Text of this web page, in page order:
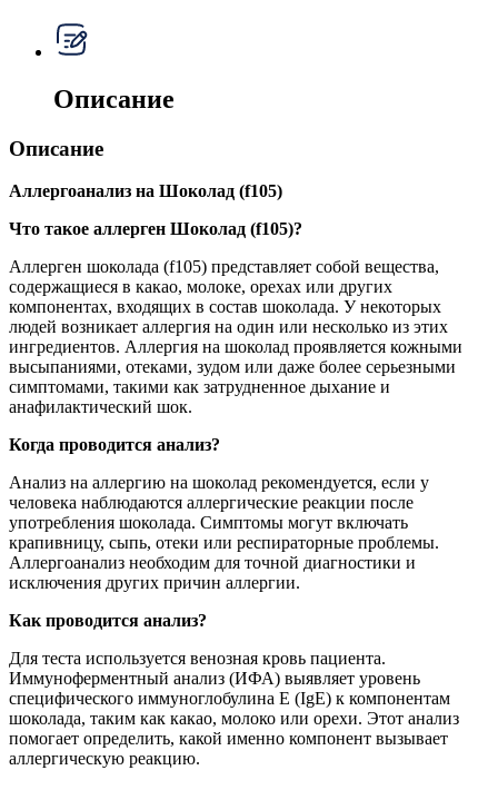
Описание
Описание
Аллергоанализ на Шоколад (f105)
Что такое аллерген Шоколад (f105)?
Аллерген шоколада (f105) представляет собой вещества,
содержащиеся в какао, молоке, орехах или других
компонентах, входящих в состав шоколада. У некоторых
людей возникает аллергия на один или несколько из этих
ингредиентов. Аллергия на шоколад проявляется кожными
высыпаниями, отеками, зудом или даже более серьезными
симптомами, такими как затрудненное дыхание и
анафилактический шок.
Когда проводится анализ?
Анализ на аллергию на шоколад рекомендуется, если у
человека наблюдаются аллергические реакции после
употребления шоколада. Симптомы могут включать
крапивницу, сыпь, отеки или респираторные проблемы.
Аллергоанализ необходим для точной диагностики и
исключения других причин аллергии.
Как проводится анализ?
Для теста используется венозная кровь пациента.
Иммуноферментный анализ (ИФА) выявляет уровень
специфического иммуноглобулина E (IgE) к компонентам
шоколада, таким как какао, молоко или орехи. Этот анализ
помогает определить, какой именно компонент вызывает
аллергическую реакцию.